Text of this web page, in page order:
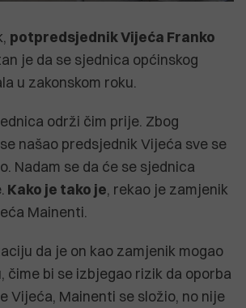
potpredsjednik Vijeća Franko
je da se sjednica općinskog
u zakonskom roku.
održi čim prije. Zbog
našao predsjednik Vijeća sve se
Nadam se da će se sjednica
Kako je tako je, rekao je zamjenik
Mainenti.
da je on kao zamjenik mogao
čime bi se izbjegao rizik da oporba
Vijeća, Mainenti se složio, no nije